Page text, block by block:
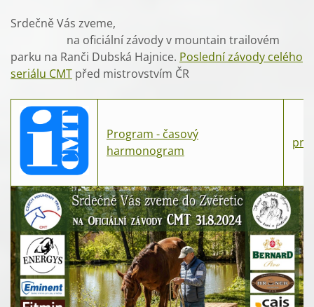
Srdečně Vás zveme,
na oficiální závody v mountain trailovém
parku na Ranči Dubská Hajnice. Poslední závody celého
seriálu CMT před mistrovstvím ČR
Program - časový
harmonogram